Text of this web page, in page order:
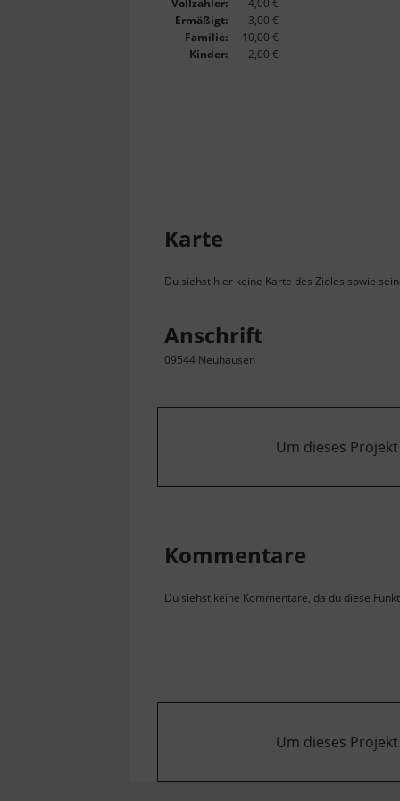
Vollzahler:
4,00 €
Ermäßigt:
3,00 €
Familie:
10,00 €
Kinder:
2,00 €
Karte
Du siehst hier keine Karte des Zieles sowie
Anschrift
09544 Neuhausen
Um dieses
Kommentare
Du siehst keine Kommentare, da du diese
Um dieses